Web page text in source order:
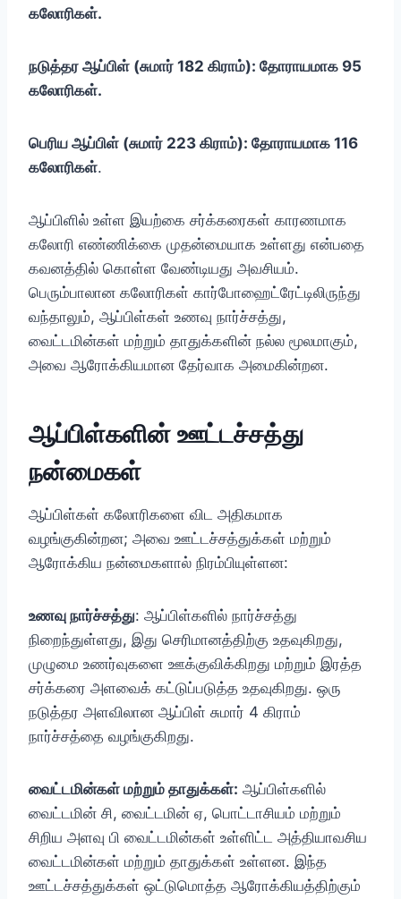
கலோரிகள்.
நடுத்தர ஆப்பிள் (சுமார் 182 கிராம்): தோராயமாக 95
கலோரிகள்.
பெரிய ஆப்பிள் (சுமார் 223 கிராம்): தோராயமாக 116
கலோரிகள்.
ஆப்பிளில் உள்ள இயற்கை சர்க்கரைகள் காரணமாக
கலோரி எண்ணிக்கை முதன்மையாக உள்ளது என்பதை
கவனத்தில் கொள்ள வேண்டியது அவசியம்.
பெரும்பாலான கலோரிகள் கார்போஹைட்ரேட்டிலிருந்து
வந்தாலும், ஆப்பிள்கள் உணவு நார்ச்சத்து,
வைட்டமின்கள் மற்றும் தாதுக்களின் நல்ல மூலமாகும்,
அவை ஆரோக்கியமான தேர்வாக அமைகின்றன.
ஆப்பிள்களின் ஊட்டச்சத்து
நன்மைகள்
ஆப்பிள்கள் கலோரிகளை விட அதிகமாக
வழங்குகின்றன; அவை ஊட்டச்சத்துக்கள் மற்றும்
ஆரோக்கிய நன்மைகளால் நிரம்பியுள்ளன:
உணவு நார்ச்சத்து: ஆப்பிள்களில் நார்ச்சத்து
நிறைந்துள்ளது, இது செரிமானத்திற்கு உதவுகிறது,
முழுமை உணர்வுகளை ஊக்குவிக்கிறது மற்றும் இரத்த
சர்க்கரை அளவைக் கட்டுப்படுத்த உதவுகிறது. ஒரு
நடுத்தர அளவிலான ஆப்பிள் சுமார் 4 கிராம்
நார்ச்சத்தை வழங்குகிறது.
வைட்டமின்கள் மற்றும் தாதுக்கள்: ஆப்பிள்களில்
வைட்டமின் சி, வைட்டமின் ஏ, பொட்டாசியம் மற்றும்
சிறிய அளவு பி வைட்டமின்கள் உள்ளிட்ட அத்தியாவசிய
வைட்டமின்கள் மற்றும் தாதுக்கள் உள்ளன. இந்த
ஊட்டச்சத்துக்கள் ஒட்டுமொத்த ஆரோக்கியத்திற்கும்